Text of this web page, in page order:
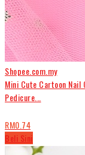
Shopee.com.my
Mini Cute Cartoon
Pedicure...
RM0.74
Beli Sini